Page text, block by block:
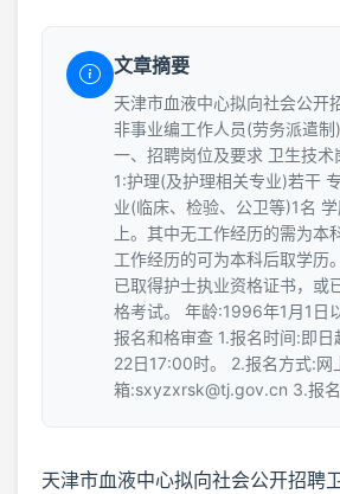
文章摘要
天津市血液中心拟向社会公开
非事业编工作人员(劳务派遣制
一、招聘岗位及要求 卫生技
1:护理(及护理相关专业)若干
业(临床、检验、公卫等)1名
上。其中无工作经历的需为本
工作经历的可为本科后取学历
已取得护士执业资格证书，或
格考试。 年龄:1996年1月1日
报名和格审查 1.报名时间:即
22日17:00时。 2.报名方式:网
箱:sxyzxrsk@tj.gov.cn 3.报
天津市血液中心拟向社会公开招聘